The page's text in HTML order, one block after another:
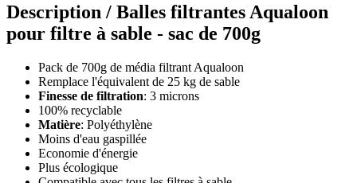
Description / Balles filtrantes Aqualoon
pour filtre à sable - sac de 700g
Pack de 700g de média filtrant Aqualoon
Remplace l'équivalent de 25 kg de sable
Finesse de filtration: 3 microns
100% recyclable
Matière: Polyéthylène
Moins d'eau gaspillée
Economie d'énergie
Plus écologique